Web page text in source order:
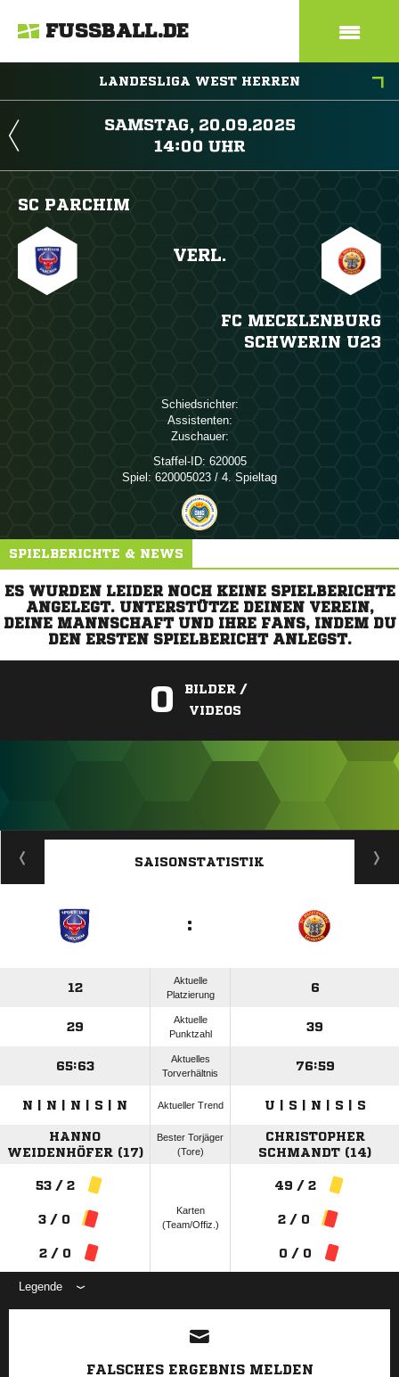
FUSSBALL.DE
LANDESLIGA WEST HERREN
 
 
SC PARCHIM
VERL.
FC MECKLENBURG
SCHWERIN U23
Schiedsrichter:
Assistenten:
Zuschauer:
Staffel-ID: 620005
Spiel: 620005023 / 4. Spieltag
SPIELBERICHTE & NEWS
ES WURDEN LEIDER NOCH KEINE SPIELBERICHTE
ANGELEGT. UNTERSTÜTZE DEINEN VEREIN,
DEINE MANNSCHAFT UND IHRE FANS, INDEM DU
DEN ERSTEN SPIELBERICHT ANLEGST.
0
BILDER /
VIDEOS
ANZEIGE
SAISONSTATISTIK
:
12
Aktuelle
Platzierung
6
29
Aktuelle
Punktzahl
39
65:63
Aktuelles
Torverhältnis
76:59
N | N | N | S | N Aktueller Trend U | S | N | S | S
HANNO
WEIDENHÖFER (17)
Bester Torjäger
(Tore)
CHRISTOPHER
SCHMANDT (14)
53 / 2
3 / 0
2 / 0
Karten
(Team/Offiz.)
49 / 2
2 / 0
0 / 0
Legende
ANZEIGE
FALSCHES ERGEBNIS MELDEN